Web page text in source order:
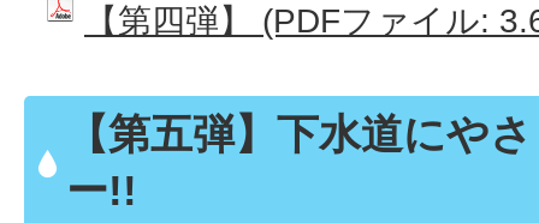
【第四弾】 (PDFファイル:
【第五弾】下水道にや
ー!!